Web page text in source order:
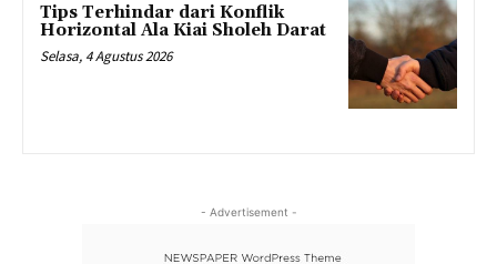
Tips Terhindar dari Konflik
Horizontal Ala Kiai Sholeh Darat
Selasa, 4 Agustus 2026
- Advertisement -